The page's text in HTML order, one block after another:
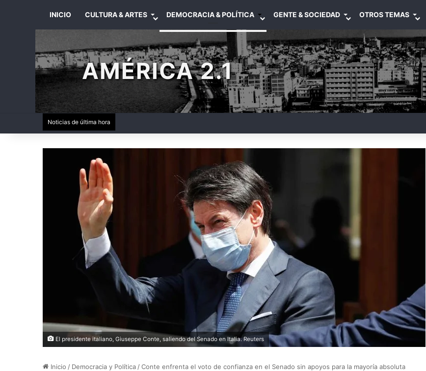
INICIO CULTURA & ARTES DEMOCRACIA & POLÍTICA GENTE & SOCIEDAD OTROS TEMAS
AMÉRICA 2.1
Noticias de última hora
El presidente italiano, Giuseppe Conte, saliendo del Senado en Italia. Reuters
Inicio / Democracia y Política /Conte enfrenta el voto de confianza en el Senado sin apoyos para la mayoría absoluta